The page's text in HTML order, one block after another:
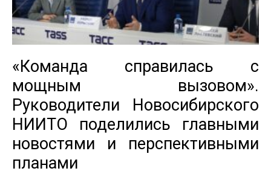
«Команда справилась с
мощным вызовом».
Руководители Новосибирского
НИИТО поделились главными
новостями и перспективными
планами